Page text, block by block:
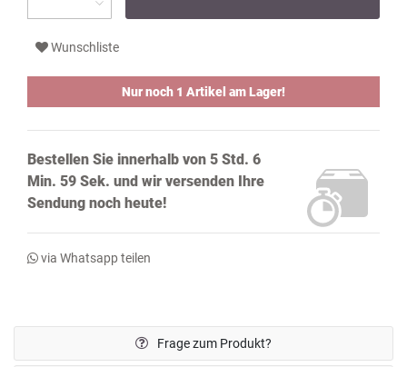
Wunschliste
Nur noch 1 Artikel am Lager!
Bestellen Sie innerhalb von 5 Std. 6
Min. 58 Sek. und wir versenden Ihre
Sendung noch heute!
via Whatsapp teilen
Frage zum Produkt?